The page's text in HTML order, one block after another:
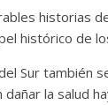
historias
histórico de
Sur también
la salud